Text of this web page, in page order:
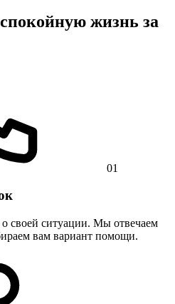
жизнь за
01
своей ситуации. Мы отвечаем
вам вариант помощи.